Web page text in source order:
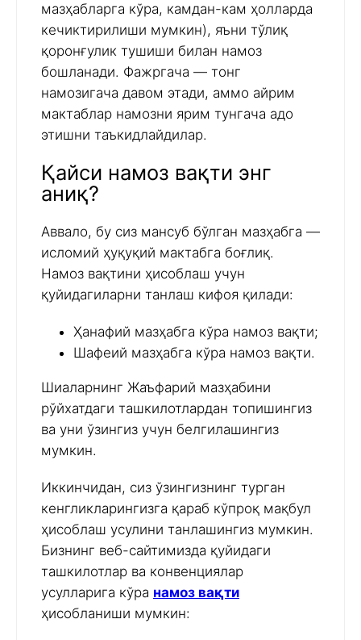
мазҳабларга кўра, камдан-кам ҳолларда
кечиктирилиши мумкин), яъни тўлиқ
қоронғулик тушиши билан намоз
бошланади. Фажргача — тонг
намозигача давом этади, аммо айрим
мактаблар намозни ярим тунгача адо
этишни таъкидлайдилар.
Қайси намоз вақти энг
аниқ?
Аввало, бу сиз мансуб бўлган мазҳабга —
исломий ҳуқуқий мактабга боғлиқ.
Намоз вақтини ҳисоблаш учун
қуйидагиларни танлаш кифоя қилади:
Ҳанафий мазҳабга кўра намоз вақти;
Шафеий мазҳабга кўра намоз вақти.
Шиаларнинг Жаъфарий мазҳабини
рўйхатдаги ташкилотлардан топишингиз
ва уни ўзингиз учун белгилашингиз
мумкин.
Иккинчидан, сиз ўзингизнинг турган
кенгликларингизга қараб кўпроқ мақбул
ҳисоблаш усулини танлашингиз мумкин.
Бизнинг веб-сайтимизда қуйидаги
ташкилотлар ва конвенциялар
усулларига кўра намоз вақти
ҳисобланиши мумкин: